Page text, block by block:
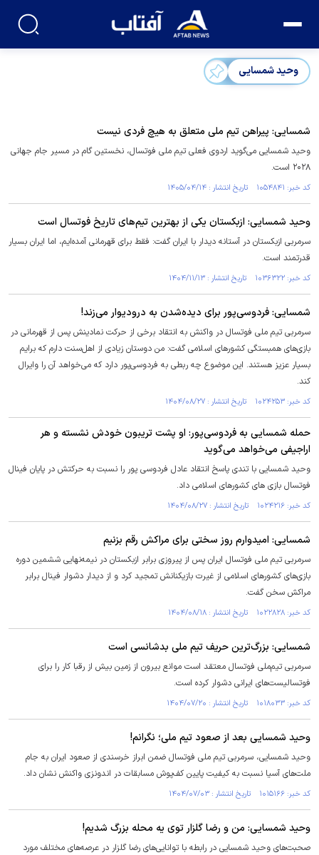
وحید شمسایی
شمسایی: پیراهن تیم ملی متعلق به هیچ فردی نیست
وحید شمسایی می‌گوید اردوی فعلی تیم ملی فوتسال، نخستین گام در مسیر جام جهانی
۲۰۲۸ است.
کد خبر: ۱۰۵۴۸۴۱ تاریخ انتشار : ۱۴۰۵/۰۴/۱۴
وحید شمسایی: ازبکستان یکی از بهترین تیم‌های تاریخ فوتسال است
سرمربی ازبکستان در آستانه دیدار با ایران گفت: فقط برای قهرمانی آمده‌ایم، اما ایران بسیار
قدرتمند است.
کد خبر: ۱۰۳۶۳۲۲ تاریخ انتشار : ۱۴۰۴/۱۱/۱۳
شمسایی: فردوسی‌پور برای دیده‌شدن به درودیوار می‌زند!
سرمربی تیم ملی فوتسال در واکنش به انتقاد برخی از حرکت نمادینش پس از قهرمانی در
بازی‌های همبستگی کشورهای اسلامی گفت: من دوستان زیادی از اهل‌سنت دارم که برایم
بسیار عزیز هستند. این موضوع چه ربطی به فردوسی‌پور دارد که می‌خواهد آن را وایرال
کند.
کد خبر: ۱۰۲۴۲۵۳ تاریخ انتشار : ۱۴۰۴/۰۸/۲۷
حمله شمسایی به فردوسی‌پور: او پشت تریبون خودش نشسته و هر
اراجیفی می‌خواهد می‌گوید
وحید شمسایی با تندی پاسخ انتقاد عادل فردوسی پور را نسبت به حرکتش در پایان فینال
فوتسال بازی های کشورهای اسلامی داد.
کد خبر: ۱۰۲۴۲۱۶ تاریخ انتشار : ۱۴۰۴/۰۸/۲۷
شمسایی: امیدوارم روز سختی برای مراکش رقم بزنیم
سرمربی تیم ملی فوتسال ایران پس از پیروزی برابر ازبکستان در نیمه‌نهایی ششمین دوره
بازی‌های کشورهای اسلامی از غیرت بازیکنانش تمجید کرد و از دیدار دشوار فینال برابر
مراکش سخن گفت.
کد خبر: ۱۰۲۲۸۲۸ تاریخ انتشار : ۱۴۰۴/۰۸/۱۸
شمسایی: بزرگ‌ترین حریف تیم ملی بدشانسی است
سرمربی تیم‌ملی فوتسال معتقد است موانع بیرون از زمین بیش از رقبا کار را برای
فوتسالیست‌های ایرانی دشوار کرده است.
کد خبر: ۱۰۱۸۰۳۳ تاریخ انتشار : ۱۴۰۴/۰۷/۲۰
وحید شمسایی بعد از صعود تیم ملی؛ نگرانم!
وحید شمسایی، سرمربی تیم ملی فوتسال ضمن ابراز خرسندی از صعود ایران به جام
ملت‌های آسیا نسبت به کیفیت پایین کف‌پوش مسابقات در اندونزی واکنش نشان داد.
کد خبر: ۱۰۱۵۱۶۶ تاریخ انتشار : ۱۴۰۴/۰۷/۰۳
وحید شمسایی: من و رضا گلزار توی یه محله بزرگ شدیم!
صحبت‌های وحید شمسایی در رابطه با توانایی‌های رضا گلزار در عرصه‌های مختلف مورد